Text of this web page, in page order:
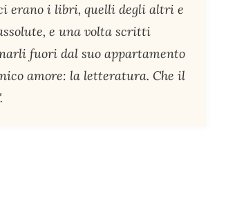
erano i libri, quelli degli altri e
e una volta scritti
fuori dal suo appartamento
amore: la letteratura. Che il